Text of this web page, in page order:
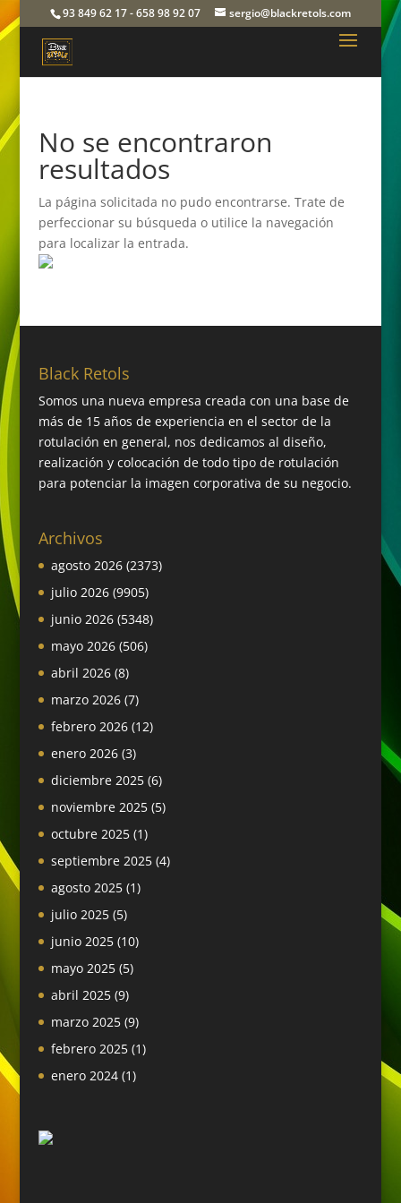
93 849 62 17 - 658 98 92 07 sergio@blackretols.com
No se encontraron
resultados
La página solicitada no pudo encontrarse. Trate de
perfeccionar su búsqueda o utilice la navegación
para localizar la entrada.
Black Retols
Somos una nueva empresa creada con una base de
más de 15 años de experiencia en el sector de la
rotulación en general, nos dedicamos al diseño,
realización y colocación de todo tipo de rotulación
para potenciar la imagen corporativa de su negocio.
Archivos
agosto 2026(2373)
julio 2026(9905)
junio 2026(5348)
mayo 2026(506)
abril 2026(8)
marzo 2026(7)
febrero 2026(12)
enero 2026(3)
diciembre 2025(6)
noviembre 2025(5)
octubre 2025(1)
septiembre 2025(4)
agosto 2025(1)
julio 2025(5)
junio 2025(10)
mayo 2025(5)
abril 2025(9)
marzo 2025(9)
febrero 2025(1)
enero 2024(1)